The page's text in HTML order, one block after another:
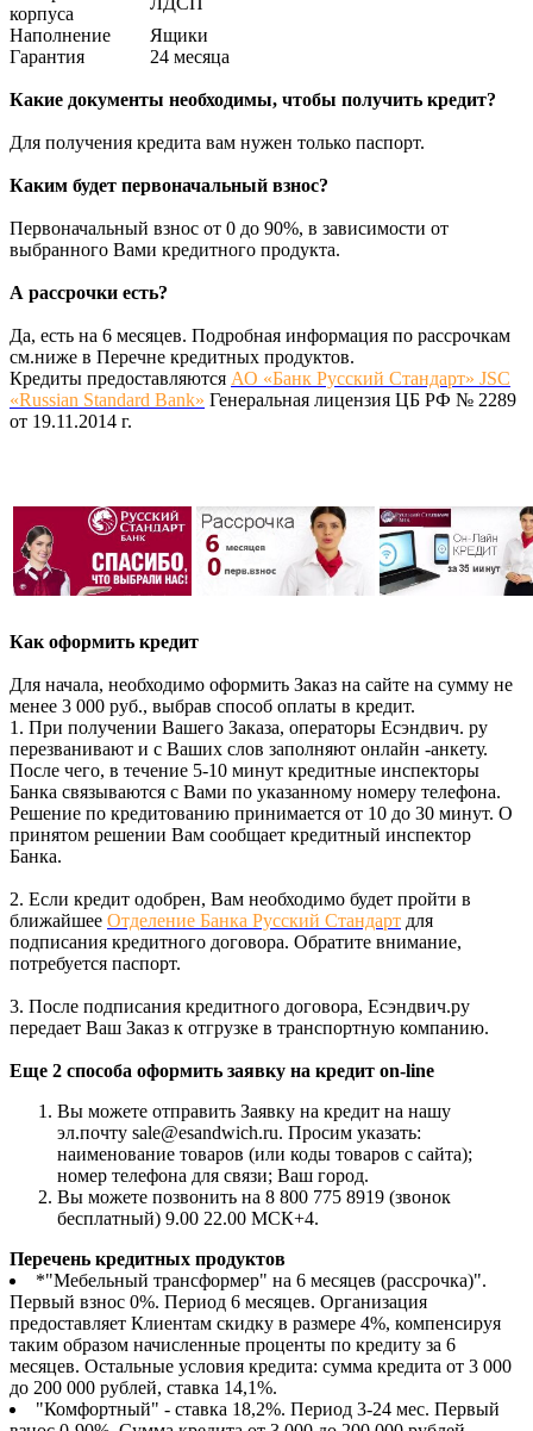
корпуса
Наполнение
Ящики
Гарантия
24 месяца
Какие документы необходимы, чтобы получить кредит?
Для получения кредита вам нужен только паспорт.
Каким будет первоначальный взнос?
Первоначальный взнос от 0 до 90%, в зависимости от
выбранного Вами кредитного продукта.
А рассрочки есть?
Да, есть на 6 месяцев. Подробная информация по рассрочкам
см.ниже в Перечне кредитных продуктов.
Кредиты предоставляются АО «Банк Русский Стандарт» JSC
«Russian Standard Bank» Генеральная лицензия ЦБ РФ № 2289
от 19.11.2014 г.
Как оформить кредит
Для начала, необходимо оформить Заказ на сайте на сумму не
менее 3 000 руб., выбрав способ оплаты в кредит.
1. При получении Вашего Заказа, операторы Есэндвич. ру
перезванивают и с Ваших слов заполняют онлайн -анкету.
После чего, в течение 5-10 минут кредитные инспекторы
Банка связываются с Вами по указанному номеру телефона.
Решение по кредитованию принимается от 10 до 30 минут. О
принятом решении Вам сообщает кредитный инспектор
Банка.
2. Если кредит одобрен, Вам необходимо будет пройти в
ближайшее Отделение Банка Русский Стандарт для
подписания кредитного договора. Обратите внимание,
потребуется паспорт.
3. После подписания кредитного договора, Есэндвич.ру
передает Ваш Заказ к отгрузке в транспортную компанию.
Еще 2 способа оформить заявку на кредит on-line
Вы можете отправить Заявку на кредит на нашу
эл.почту sale@esandwich.ru. Просим указать:
наименование товаров (или коды товаров с сайта);
номер телефона для связи; Ваш город.
Вы можете позвонить на 8 800 775 8919 (звонок
бесплатный) 9.00 22.00 МСК+4.
Перечень кредитных продуктов
*"Мебельный трансформер" на 6 месяцев (рассрочка)".
Первый взнос 0%. Период 6 месяцев. Организация
предоставляет Клиентам скидку в размере 4%, компенсируя
таким образом начисленные проценты по кредиту за 6
месяцев. Остальные условия кредита: сумма кредита от 3 000
до 200 000 рублей, ставка 14,1%.
"Комфортный" - ставка 18,2%. Период 3-24 мес. Первый